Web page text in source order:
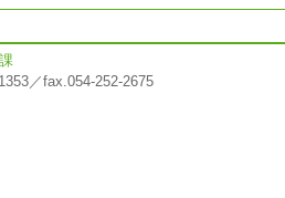
／fax.054-252-2675